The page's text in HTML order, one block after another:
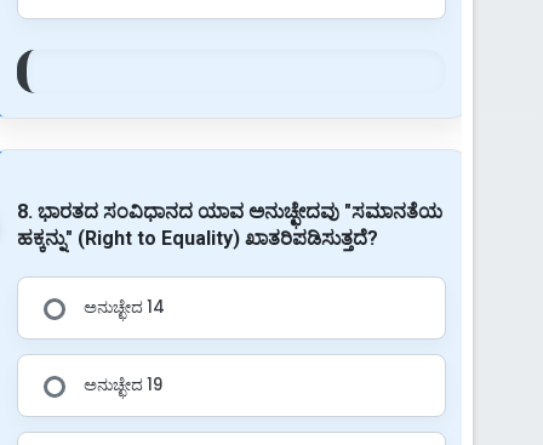
8. ಭಾರತದ ಸಂವಿಧಾನದ ಯಾವ ಅನುಚ್ಛೇದವು "ಸಮಾನತೆಯ
ಹಕ್ಕನ್ನು" (Right to Equality) ಖಾತರಿಪಡಿಸುತ್ತದೆ?
ಅನುಚ್ಛೇದ 14
ಅನುಚ್ಛೇದ 19